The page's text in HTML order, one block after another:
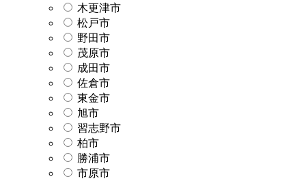
木更津市
松戸市
野田市
茂原市
成田市
佐倉市
東金市
旭市
習志野市
柏市
勝浦市
市原市